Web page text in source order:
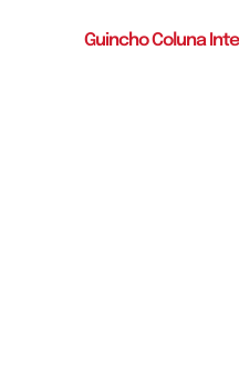
Guincho Coluna